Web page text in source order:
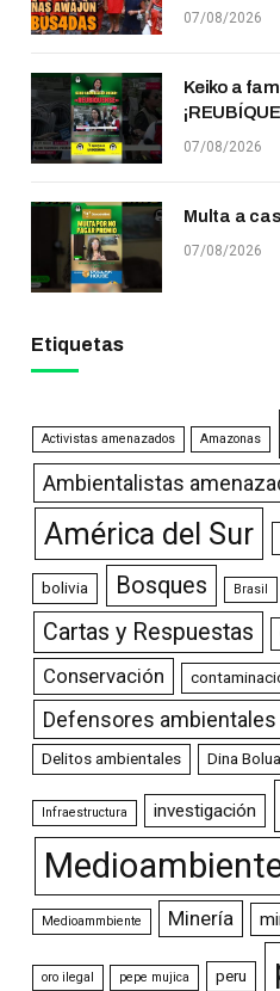
07/08/2026
Keiko a
07/08/2026
Multa a
07/08/2026
Etiquetas
Activistas amenazados Amazonas
Ambientalistas
América del Sur
bolivia Bosques Brasil
Cartas y Respuestas
Conservación
Defensores ambientales
Delitos ambientales Dina
Infraestructura investigación
Medioammbiente Minería
oro ilegal pepe mujica peru